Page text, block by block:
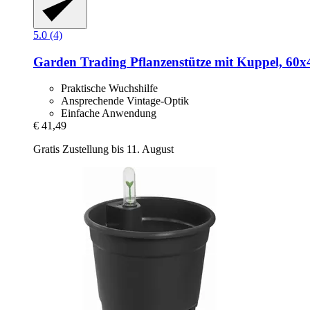
5.0 (4)
Garden Trading Pflanzenstütze mit Kuppel,
Praktische Wuchshilfe
Ansprechende Vintage-Optik
Einfache Anwendung
€ 41,49
Gratis Zustellung bis 11. August